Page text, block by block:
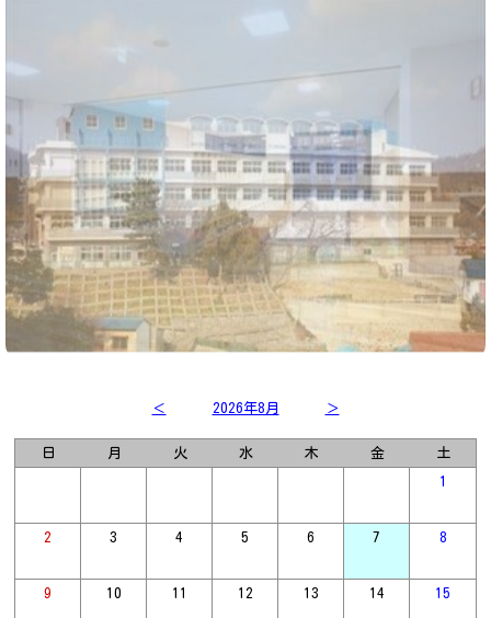
＜ 2026年8月 ＞
日 月 火 水 木 金
土
1
2 3 4 5 6 7 8
9 10 11 12 13 14 15